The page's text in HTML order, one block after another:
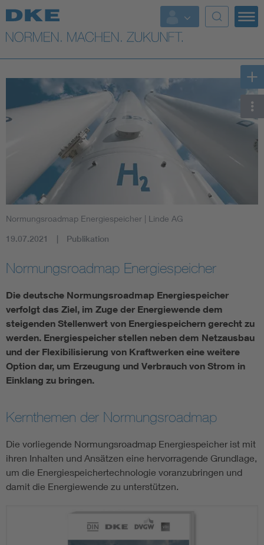
Top-Themen
VDE Fokusthemen
Digital Security
Health
Industry
Smart Cities
DKE Fachinformationen im Kontext der Normung
Blitzschutz: DIN EN 62305 in der Übersicht
Circular Economy für mehr Ressourceneffizienz
Cybersecurity in der Industrieautomatisierung
DIN VDE 0100 für sichere Elektroinstallationen
Elektrofachkraft (EFK)
Normungsroadmap Energiespeicher | Linde AG
19.07.2021 Publikation
Normungsroadmap Energiespeicher
Die deutsche Normungsroadmap Energiespeicher
verfolgt das Ziel, im Zuge der Energiewende dem
steigenden Stellenwert von Energiespeichern gerecht zu
werden. Energiespeicher stellen neben dem Netzausbau
und der Flexibilisierung von Kraftwerken eine weitere
Option dar, um Erzeugung und Verbrauch von Strom in
Einklang zu bringen.
Kernthemen der Normungsroadmap
Die vorliegende Normungsroadmap Energiespeicher ist mit
ihren Inhalten und Ansätzen eine hervorragende Grundlage,
um die Energiespeichertechnologie voranzubringen und
damit die Energiewende zu unterstützen.